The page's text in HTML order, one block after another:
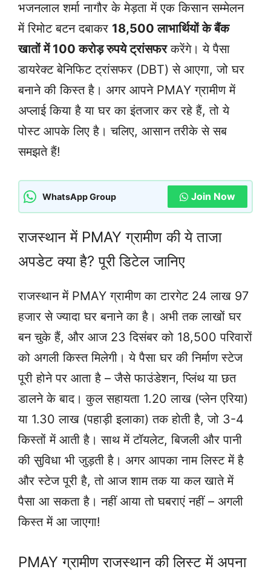
भजनलाल शर्मा नागौर के मेड़ता में एक किसान सम्मेलन
में रिमोट बटन दबाकर 18,500 लाभार्थियों के बैंक
खातों में 100 करोड़ रुपये ट्रांसफरकरेंगे। ये पैसा
डायरेक्ट बेनिफिट ट्रांसफर (DBT) से आएगा, जो घर
बनाने की किस्त है। अगर आपने PMAY ग्रामीण में
अप्लाई किया है या घर का इंतजार कर रहे हैं, तो ये
पोस्ट आपके लिए है। चलिए, आसान तरीके से सब
समझते हैं!
WhatsApp Group Join Now
राजस्थान में PMAY ग्रामीण की ये ताजा
अपडेट क्या है? पूरी डिटेल जानिए
राजस्थान में PMAY ग्रामीण का टारगेट 24 लाख 97
हजार से ज्यादा घर बनाने का है। अभी तक लाखों घर
बन चुके हैं, और आज 23 दिसंबर को 18,500 परिवारों
को अगली किस्त मिलेगी। ये पैसा घर की निर्माण स्टेज
पूरी होने पर आता है – जैसे फाउंडेशन, प्लिंथ या छत
डालने के बाद। कुल सहायता 1.20 लाख (प्लेन एरिया)
या 1.30 लाख (पहाड़ी इलाका) तक होती है, जो 3-4
किस्तों में आती है। साथ में टॉयलेट, बिजली और पानी
की सुविधा भी जुड़ती है। अगर आपका नाम लिस्ट में है
और स्टेज पूरी है, तो आज शाम तक या कल खाते में
पैसा आ सकता है। नहीं आया तो घबराएं नहीं – अगली
किस्त में आ जाएगा!
PMAY ग्रामीण राजस्थान की लिस्ट में अपना